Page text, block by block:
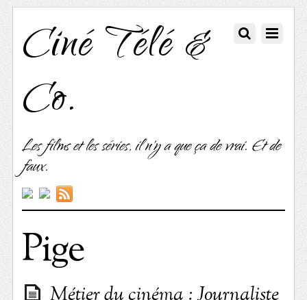
Ciné Télé &
Co.
Les films et les séries, il n'y a que ça de vrai. Et de
faux.
Pige